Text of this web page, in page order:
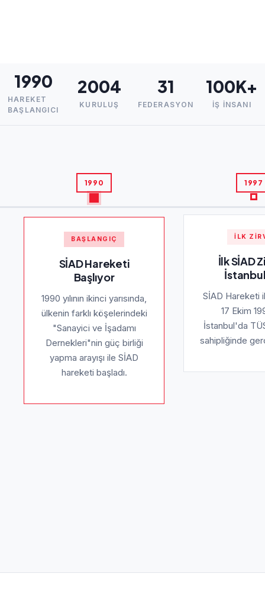
1990
HAREKET
BAŞLANGICI
2004
KURULUŞ
31
FEDERASYON
100K+
İŞ İNSANI
1990
BAŞLANGIÇ
SİAD Hareketi
Başlıyor
1990 yılının ikinci yarısında,
ülkenin farklı köşelerindeki
"Sanayici ve İşadamı
Dernekleri"nin güç birliği
yapma arayışı ile SİAD
hareketi başladı.
1997
İLK
İlk SİAD
SİAD Hareketi
17 Ekim
İstanbul'da
sahipliğinde